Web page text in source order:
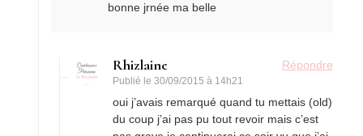
bonne jrnée ma belle
Rhizlaine
Publié le30/09/2015 à 14h21
Répondre
oui j’avais remarqué quand tu mettais (old)
du coup j’ai pas pu tout revoir mais c’est